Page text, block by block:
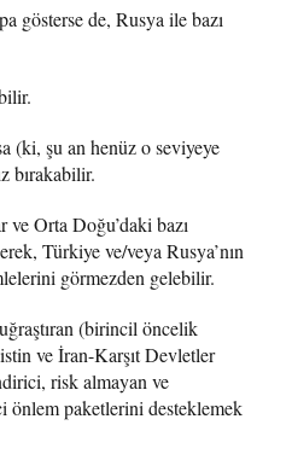
gösterse de, Rusya ile bazı
(ki, şu an henüz o seviyeye
bırakabilir.
Orta Doğu’daki bazı
Türkiye ve/veya Rusya’nın
görmezden gelebilir.
(birincil öncelik
ve İran-Karşıt Devletler
risk almayan ve
önlem paketlerini desteklemek